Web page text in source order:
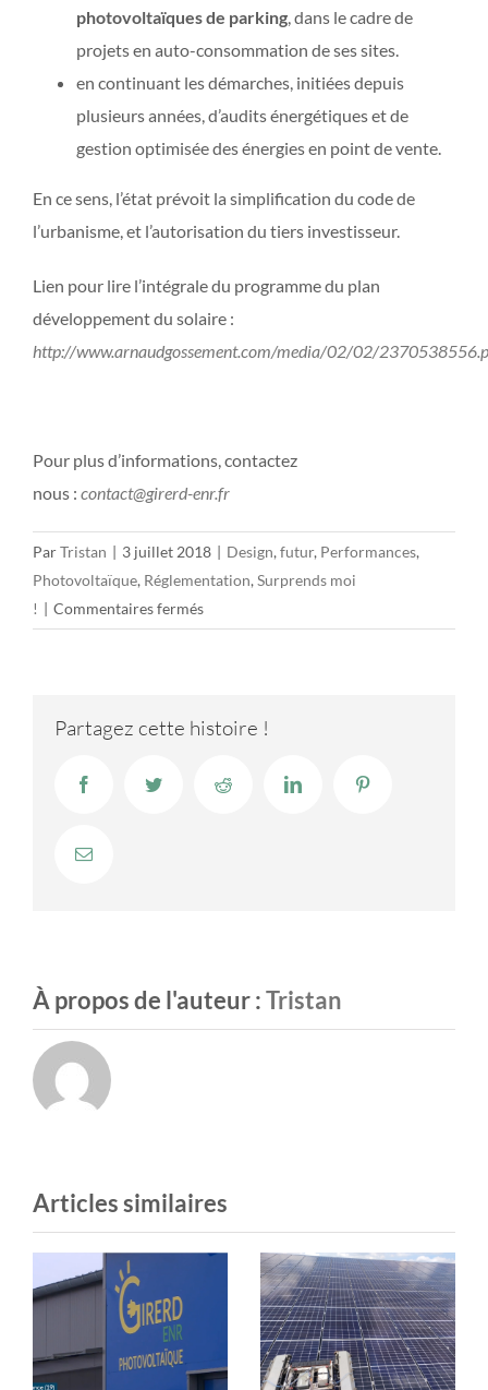
photovoltaïques de parking, dans le cadre de
projets en auto-consommation de ses sites.
en continuant les démarches, initiées depuis
plusieurs années, d’audits énergétiques et de
gestion optimisée des énergies en point de vente.
En ce sens, l’état prévoit la simplification du code de
l’urbanisme, et l’autorisation du tiers investisseur.
Lien pour lire l’intégrale du programme du plan
développement du solaire :
http://www.arnaudgossement.com/media/02/02/
Pour plus d’informations, contactez
nous : contact@girerd-enr.fr
ParTristan | 3 juillet 2018 | Design, futur, Performances,
Photovoltaïque, Réglementation, Surprends moi
! | Commentaires ferméssur
Plan
des
renouvelables
Partagez cette histoire !
FacebookTwitter Reddit LinkedIn
Email
À propos de l'auteur :Tristan
Articles similaires